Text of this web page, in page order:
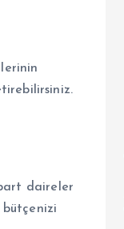
daireler
bütçenizi